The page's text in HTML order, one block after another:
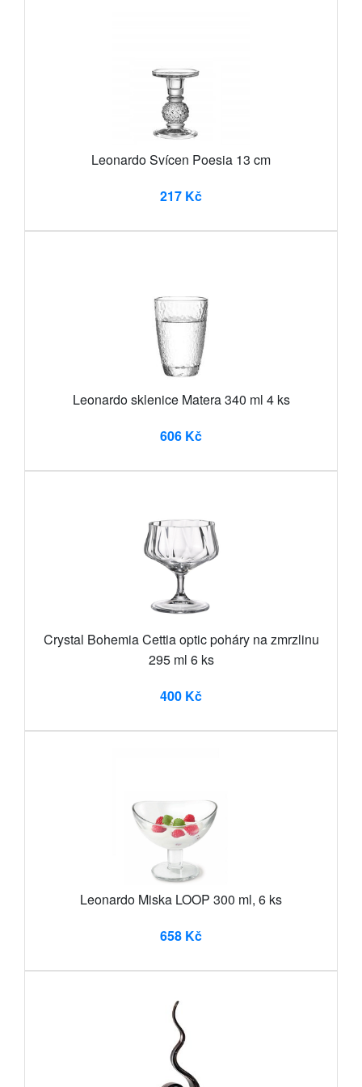
Leonardo Svícen Poesia 13 cm
217 Kč
Leonardo sklenice Matera 340 ml 4 ks
606 Kč
Crystal Bohemia Cettia optic poháry na zmrzlinu
295 ml 6 ks
400 Kč
Leonardo Miska LOOP 300 ml, 6 ks
658 Kč